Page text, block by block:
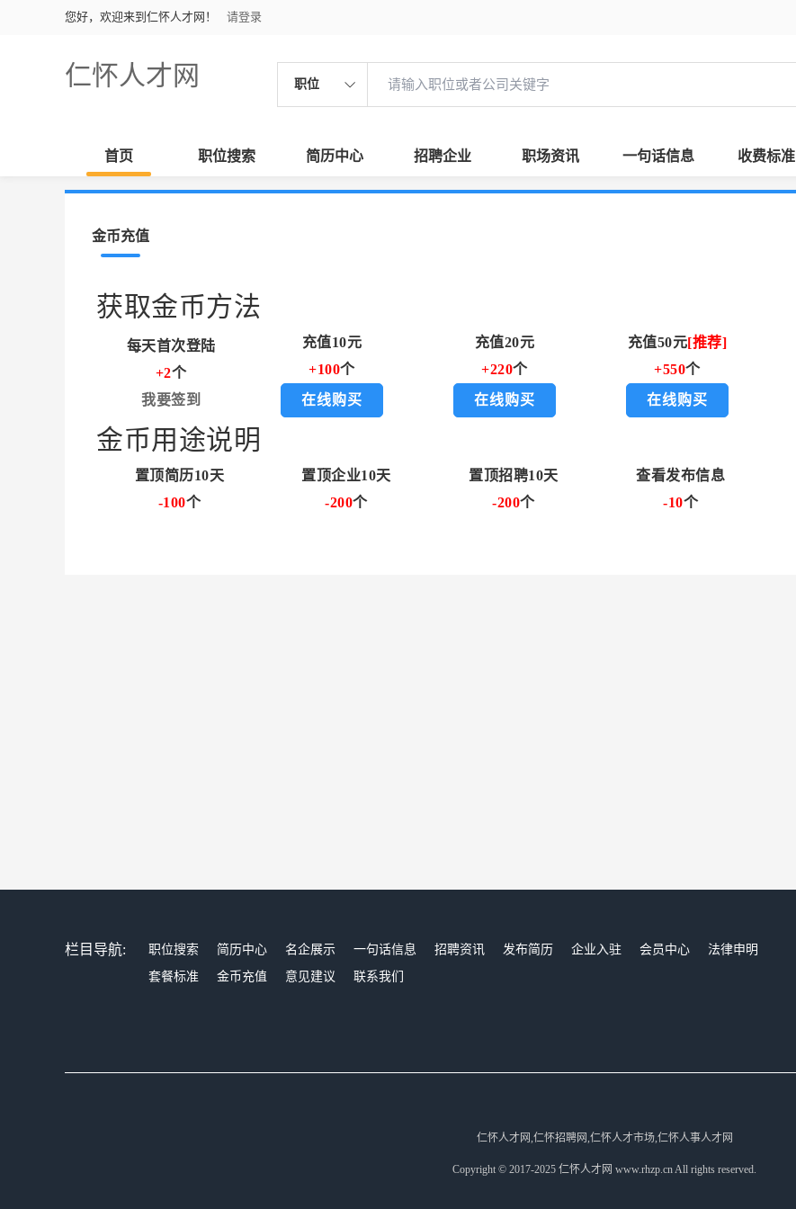
您好，欢迎来到仁怀人才网！ 请登录
仁怀人才网 职位
首页 职位搜索 简历中心 招聘企业 职场资讯 一句话信息 收费标准
金币充值
获取金币方法
每天首次登陆
+2个
我要签到
充值10元
+100个
在线购买
充值20元
+220个
在线购买
充值50元[推荐]
+550个
在线购买
金币用途说明
置顶简历10天 置顶企业10天 置顶招聘10天
查看发布信息
-100个 -200个 -200个 -10个
栏目导航: 职位搜索 简历中心 名企展示 一句话信息 招聘资讯 发布简历 企业入驻 会员中心
法律申明
套餐标准
金币充值 意见建议 联系我们
仁怀人才网,仁怀招聘网,仁怀人才市场,仁怀人事人才网
Copyright © 2017-2025 仁怀人才网 www.rhzp.cn All rights reserved.